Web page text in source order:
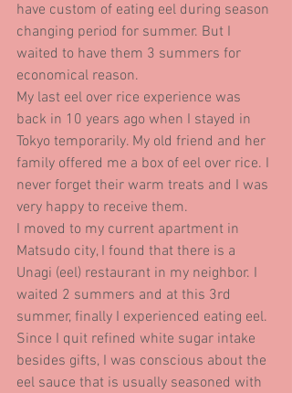
have custom of eating eel during season
changing period for summer. But I
waited to have them 3 summers for
economical reason.
My last eel over rice experience was
back in 10 years ago when I stayed in
Tokyo temporarily. My old friend and her
family offered me a box of eel over rice. I
never forget their warm treats and I was
very happy to receive them.
I moved to my current apartment in
Matsudo city, I found that there is a
Unagi (eel) restaurant in my neighbor. I
waited 2 summers and at this 3rd
summer, finally I experienced eating eel.
Since I quit refined white sugar intake
besides gifts, I was conscious about the
eel sauce that is usually seasoned with